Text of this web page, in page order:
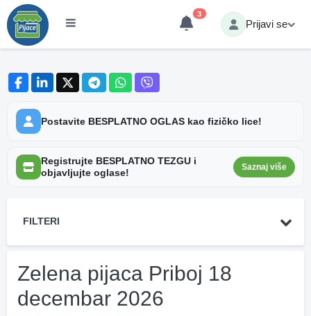
3
Prijavi se
Postavite BESPLATNO OGLAS kao fizičko lice!
Registrujte BESPLATNO TEZGU i
objavljujte oglase!
Saznaj više
FILTERI
Zelena pijaca Priboj 18
decembar 2026